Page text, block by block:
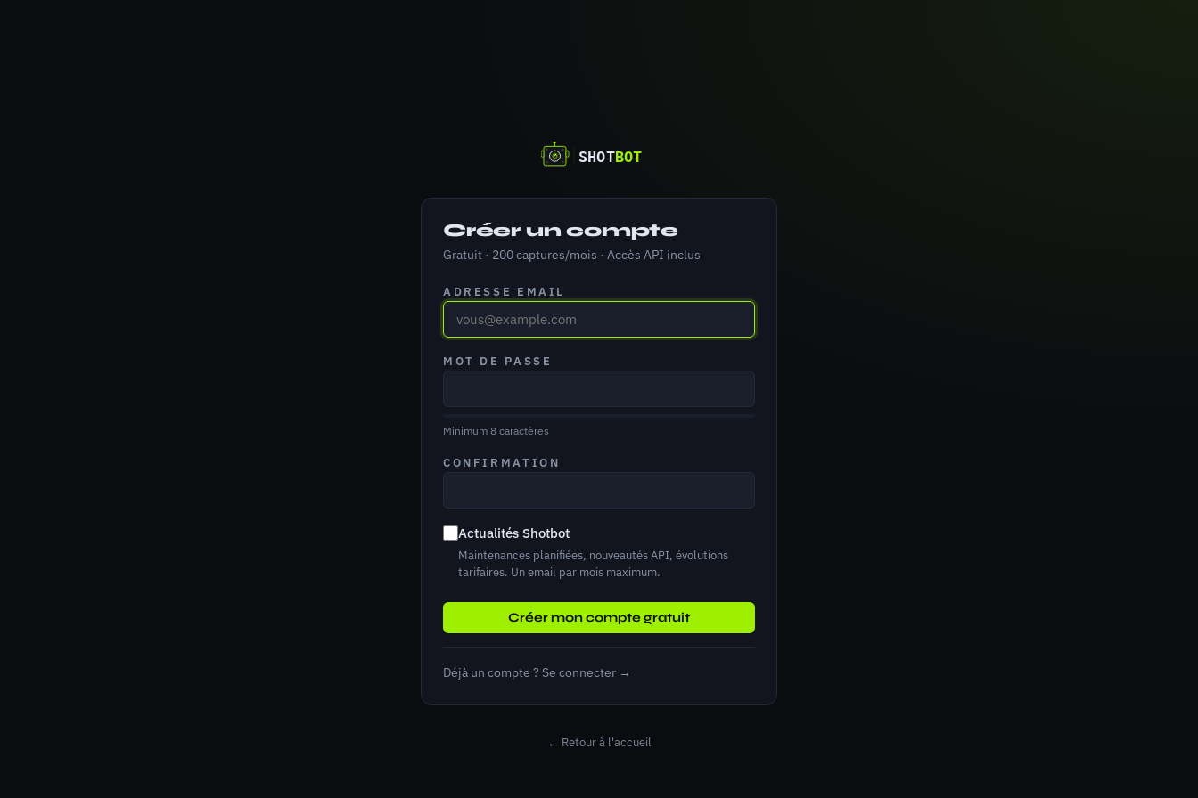
Créer un compte
Gratuit · 200 captures/mois · Accès API inclus
ADRESSE EMAIL
MOT DE PASSE
Minimum 8 caractères
CONFIRMATION
Actualités Shotbot
Maintenances planifiées, nouveautés API, évolutions
tarifaires. Un email par mois maximum.
Créer mon compte gratuit
Déjà un compte ? Se connecter →
← Retour à l'accueil